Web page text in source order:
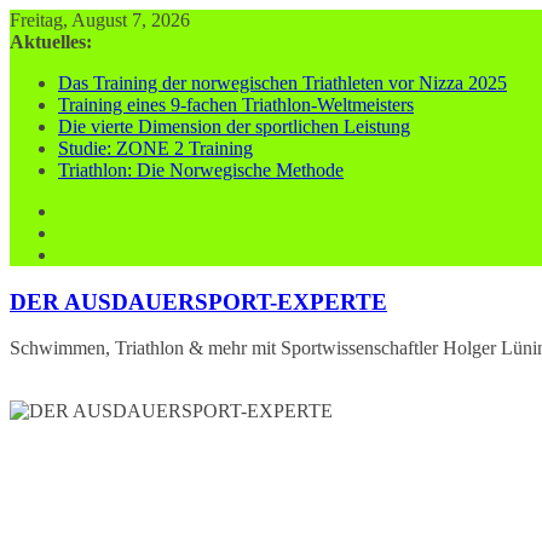
Zum
Inhalt
Freitag, August 7, 2026
Aktuelles:
Das Training der norwegischen Triathleten vor Nizza 2025
Training eines 9-fachen Triathlon-Weltmeisters
Die vierte Dimension der sportlichen Leistung
Studie: ZONE 2 Training
Triathlon: Die Norwegische Methode
DER AUSDAUERSPORT-EXPERTE
Schwimmen, Triathlon & mehr mit Sportwissenschaftler Holger